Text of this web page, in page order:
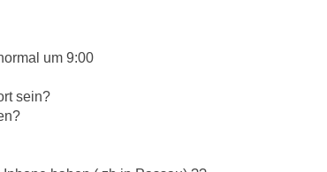
um 9:00
sein?